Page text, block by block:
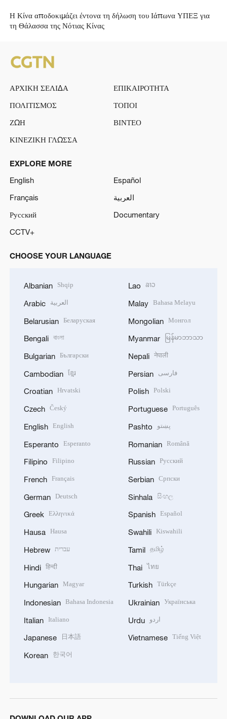
Η Κίνα αποδοκιμάζει έντονα τη δήλωση του Ιάπωνα ΥΠΕΞ για
τη Θάλασσα της Νότιας Κίνας
ΑΡΧΙΚΗ ΣΕΛΙΔΑ
ΕΠΙΚΑΙΡΟΤΗΤΑ
ΠΟΛΙΤΙΣΜΟΣ
ΤΟΠΟΙ
ΖΩΗ
ΒΙΝΤΕΟ
ΚΙΝΕΖΙΚΗ ΓΛΩΣΣΑ
EXPLORE MORE
English
Español
Français
العربية
Русский
Documentary
CCTV+
CHOOSE YOUR LANGUAGE
Albanian Shqip
Arabic العربية
Belarusian Беларуская
Bengali বাংলা
Bulgarian Български
Cambodian ខ្មែរ
Croatian Hrvatski
Czech Český
English English
Esperanto Esperanto
Filipino Filipino
French Français
German Deutsch
Greek Ελληνικά
Hausa Hausa
Hebrew עברית
Hindi हिन्दी
Hungarian Magyar
Indonesian Bahasa Indonesia
Italian Italiano
Japanese 日本語
Korean 한국어
Lao ລາວ
Malay Bahasa Melayu
Mongolian Монгол
Myanmar မြန်မာဘာသာ
Nepali नेपाली
Persian فارسی
Polish Polski
Portuguese Português
Pashto پښتو
Romanian Română
Russian Русский
Serbian Српски
Sinhala සිංහල
Spanish Español
Swahili Kiswahili
Tamil தமிழ்
Thai ไทย
Turkish Türkçe
Ukrainian Українська
Urdu اردو
Vietnamese Tiếng Việt